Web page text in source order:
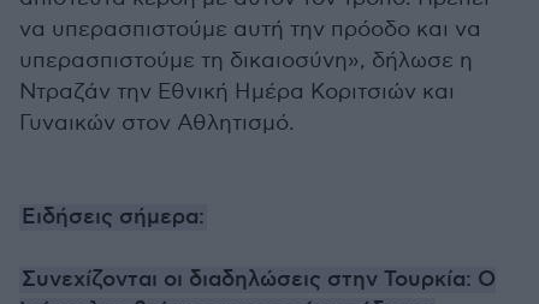
να υπερασπιστούμε αυτή την πρόοδο και να
υπερασπιστούμε τη δικαιοσύνη», δήλωσε η
Ντραζάν την Εθνική Ημέρα Κοριτσιών και
Γυναικών στον Αθλητισμό.
Ειδήσεις σήμερα:
Συνεχίζονται οι διαδηλώσεις στην Τουρκία: Ο